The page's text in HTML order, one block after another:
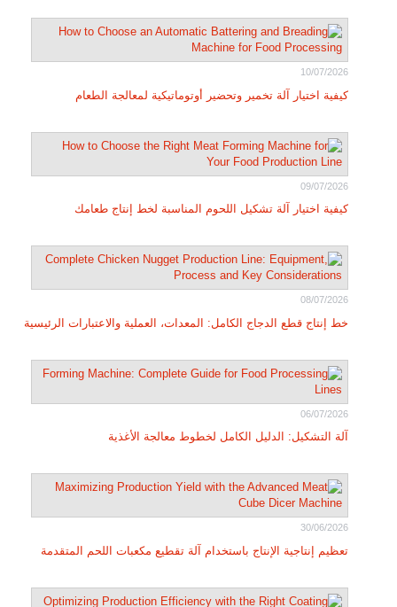
10/07/2026
كيفية اختيار آلة تخمير وتحضير أوتوماتيكية لمعالجة الطعام
09/07/2026
كيفية اختيار آلة تشكيل اللحوم المناسبة لخط إنتاج طعامك
08/07/2026
خط إنتاج قطع الدجاج الكامل: المعدات، العملية والاعتبارات الرئيسية
06/07/2026
آلة التشكيل: الدليل الكامل لخطوط معالجة الأغذية
30/06/2026
تعظيم إنتاجية الإنتاج باستخدام آلة تقطيع مكعبات اللحم المتقدمة